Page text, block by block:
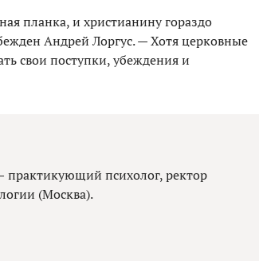
планка, и христианину гораздо
Андрей Лоргус. — Хотя церковные
свои поступки, убеждения и
практикующий психолог, ректор
(Москва).